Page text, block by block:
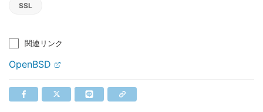
SSL
関連リンク
OpenBSD